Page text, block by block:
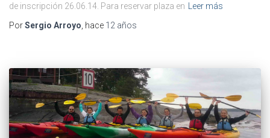
de inscripción 26.06.14. Para reservar plaza en
Leer más
PorSergio Arroyo , hace 12 años